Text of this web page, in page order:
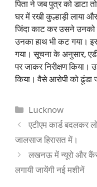
पिता ने जब पुत्र को डाटा
घर में रखी कुल्हाड़ी लाया
जिंदा काट कर उसने उनको
उनका हाथ भी कट गया।
गया। सूचना के अनुसार,
पर जाकर निरीक्षण किया।
किया। वैसे आरोपी को ढूंडा
Categories
Lucknow
एटीएम कार्ड बदलकर
जालसाज हिरासत में।
लखनऊ में न्यूरो और
लगायी जायेंगी नई मशीनें